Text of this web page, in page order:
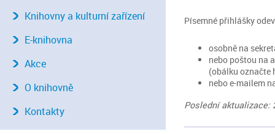
Písemné přihlášky
osobně na
nebo poštou na
(obálku označte
nebo e-mailem
Poslední aktualizace:
Knihovny a kulturní zařízení
E-knihovna
Akce
O knihovně
Kontakty